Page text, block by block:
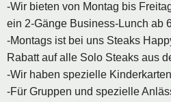
-Wir bieten von Montag bis
ein 2-Gänge Business-Lunch ab
-Montags ist bei uns Steaks
Rabatt auf alle Solo Steaks aus
-Wir haben spezielle
-Für Gruppen und spezielle